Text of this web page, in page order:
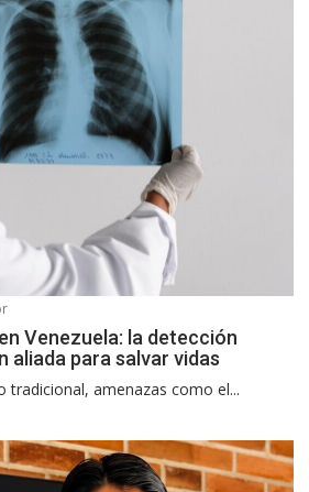
Venezuela: la detección
aliada para salvar vidas
amenazas como el...